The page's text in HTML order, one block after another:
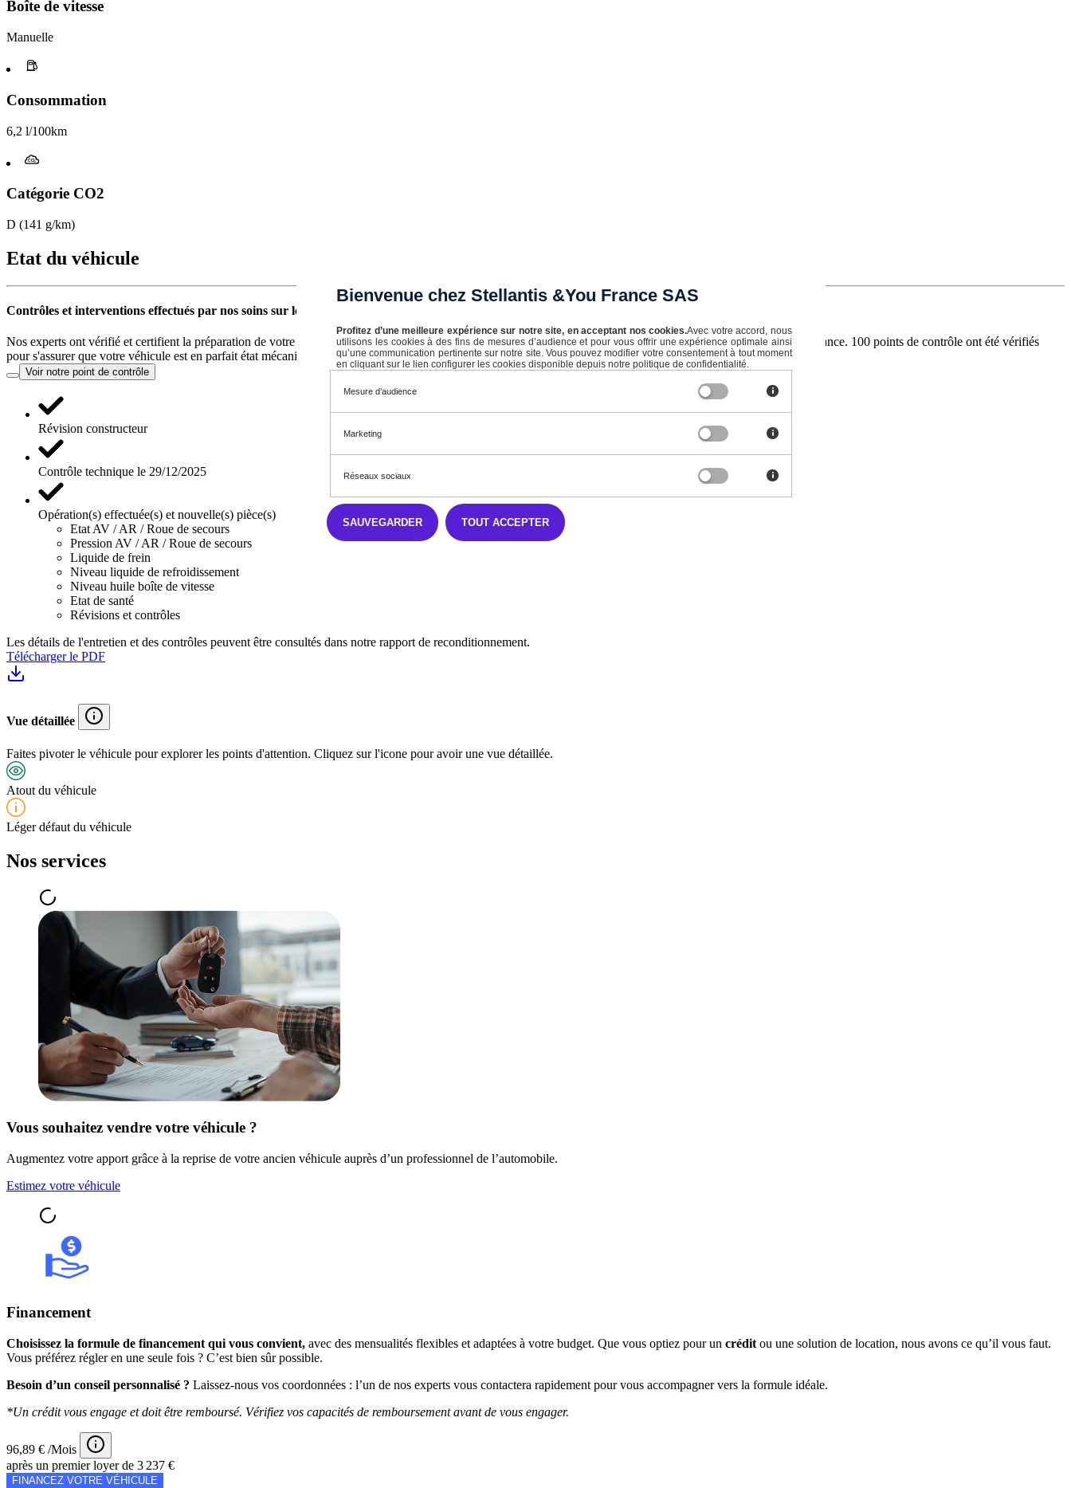
Boîte de vitesse
Manuelle
Consommation
6,2 l/100km
Catégorie CO2
D (141 g/km)
Etat du véhicule
Contrôles et interventions effectués par nos soins sur le véhicule
Nos experts ont vérifié et certifient la préparation de votre véhicule avec soin dans le respect de nos standards qualité dans nos centres de préparation à travers la France. 100 points de contrôle ont été vérifiés
pour s'assurer que votre véhicule est en parfait état mécanique.
Voir notre point de contrôle
Révision constructeur
Contrôle technique le 29/12/2025
Opération(s) effectuée(s) et nouvelle(s) pièce(s)
Etat AV / AR / Roue de secours
Pression AV / AR / Roue de secours
Liquide de frein
Niveau liquide de refroidissement
Niveau huile boîte de vitesse
Etat de santé
Révisions et contrôles
Les détails de l'entretien et des contrôles peuvent être consultés dans notre rapport de reconditionnement.
Télécharger le PDF
Vue détaillée
Faites pivoter le véhicule pour explorer les points d'attention. Cliquez sur l'icone pour avoir une vue détaillée.
Atout du véhicule
Léger défaut du véhicule
Nos services
Vous souhaitez vendre votre véhicule ?
Augmentez votre apport grâce à la reprise de votre ancien véhicule auprès d’un professionnel de l’automobile.
Estimez votre véhicule
Financement
Choisissez la formule de financement qui vous convient, avec des mensualités flexibles et adaptées à votre budget. Que vous optiez pour un crédit ou une solution de location, nous avons ce qu’il vous faut.
Vous préférez régler en une seule fois ? C’est bien sûr possible.
Besoin d’un conseil personnalisé ? Laissez-nous vos coordonnées : l’un de nos experts vous contactera rapidement pour vous accompagner vers la formule idéale.
*Un crédit vous engage et doit être remboursé. Vérifiez vos capacités de remboursement avant de vous engager.
96,89 € /Mois
après un premier loyer de 3 237 €
FINANCEZ VOTRE VÉHICULE
Bienvenue chez Stellantis &You France SAS
Profitez d’une meilleure expérience sur notre site, en acceptant nos cookies.Avec votre accord, nous
utilisons les cookies à des fins de mesures d’audience et pour vous offrir une expérience optimale ainsi
qu’une communication pertinente sur notre site. Vous pouvez modifier votre consentement à tout moment
en cliquant sur le lien configurer les cookies disponible depuis notre politique de confidentialité.
Mesure d’audience
Marketing
Réseaux sociaux
TOUT ACCEPTER
SAUVEGARDER